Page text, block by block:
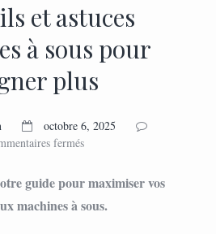
et astuces
à sous pour
plus
octobre 6, 2025
ferméssur
astuces
machines
guide pour maximiser vos
machines à sous.